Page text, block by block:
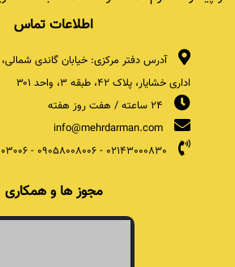
اطلاعات تماس
آدرس دفتر مرکزی: خیابان گاندی شمالی،
اداری خشایار، پلاک ۴۲، طبقه ۳، واحد ۳۰۱
info@mehrdarman.com
02143000830
-
09058008006
-
مجوز ها و همکاری